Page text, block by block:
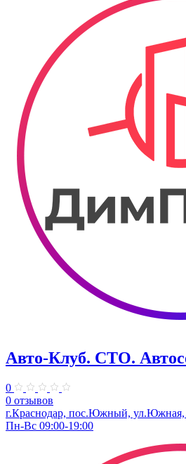
Авто-Клуб. СТО.
0
0 отзывов
г.Краснодар, пос.Южный, ул.Южная,
Пн-Вс 09:00-19:00